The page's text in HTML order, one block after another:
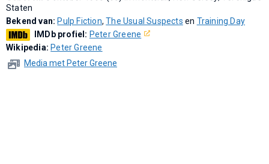
Staten
Bekend van: Pulp Fiction,The Usual Suspects en Training Day
IMDb profiel: Peter Greene
Wikipedia: Peter Greene
Media met Peter Greene